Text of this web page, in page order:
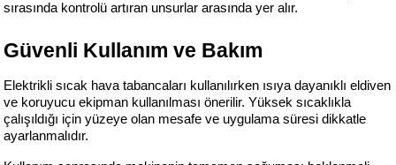
sırasında kontrolü artıran unsurlar arasında yer alır.
Güvenli Kullanım ve Bakım
Elektrikli sıcak hava tabancaları kullanılırken ısıya dayanıklı eldiven
ve koruyucu ekipman kullanılması önerilir. Yüksek sıcaklıkla
çalışıldığı için yüzeye olan mesafe ve uygulama süresi dikkatle
ayarlanmalıdır.